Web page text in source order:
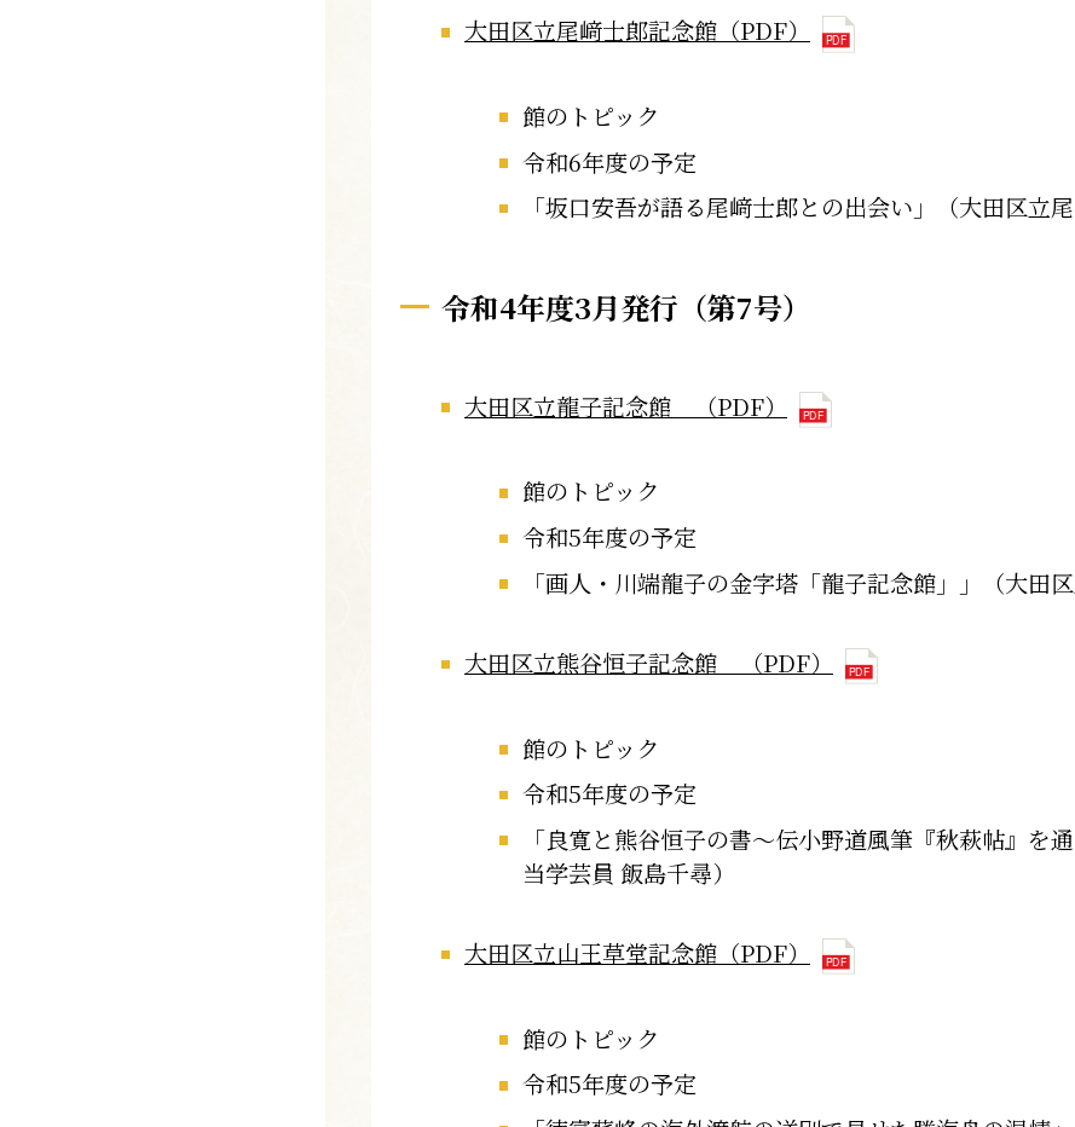
大田区立尾﨑士郎記念館（PDF）
館のトピック
令和6年度の予定
「坂口安吾が語る尾﨑士郎との出会い」（大田区立
令和4年度3月発行（第7号）
大田区立龍子記念館 （PDF）
館のトピック
令和5年度の予定
「画人・川端龍子の金字塔「龍子記念館」」（大田
大田区立熊谷恒子記念館 （PDF）
館のトピック
令和5年度の予定
「良寛と熊谷恒子の書～伝小野道風筆『秋萩帖』を
当学芸員 飯島千尋）
大田区立山王草堂記念館（PDF）
館のトピック
令和5年度の予定